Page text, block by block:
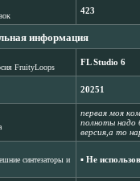
423
информация
FruityLoops
FL Studio 6
20251
первая моя
полноты надо
версия,а то
синтезаторы и
▪ Не